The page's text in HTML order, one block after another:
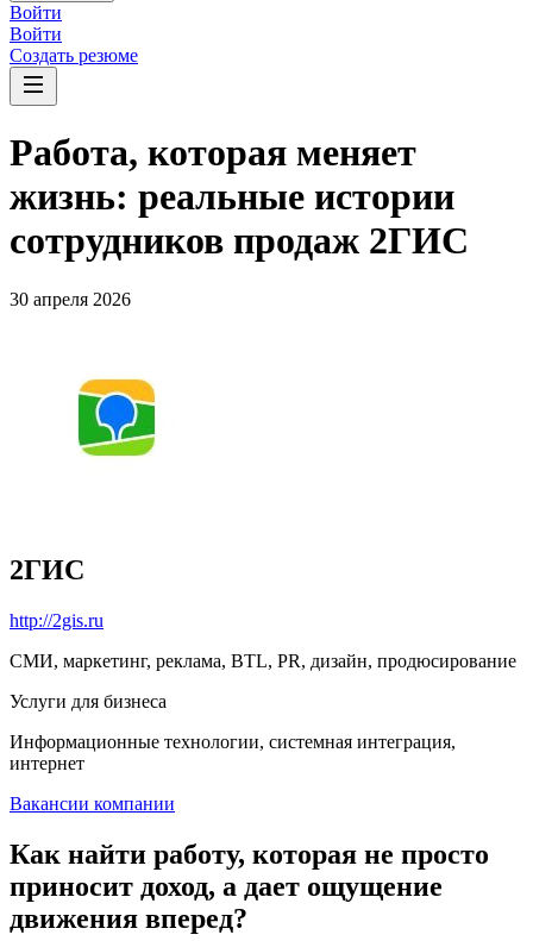
Войти
Войти
Создать резюме
Работа, которая меняет
жизнь: реальные истории
сотрудников продаж 2ГИС
30 апреля 2026
2ГИС
http://2gis.ru
СМИ, маркетинг, реклама, BTL, PR, дизайн, продюсирование
Услуги для бизнеса
Информационные технологии, системная интеграция,
интернет
Вакансии компании
Как найти работу, которая не просто
приносит доход, а дает ощущение
движения вперед?